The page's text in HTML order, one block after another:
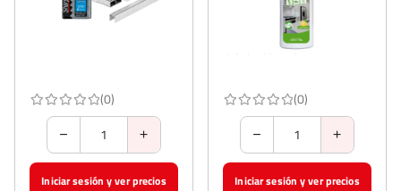
5/16'' Caja de 1000 Unidades
(0)
Iniciar sesión y ver precios
Código 91747
Id Chc: 4587723
(0)
Iniciar sesión y ver precios